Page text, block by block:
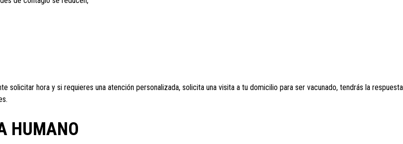
solicitar hora y si requieres una atención personalizada, solicita una visita a tu domicilio para ser vacunado, tendrás la respuesta
HUMANO